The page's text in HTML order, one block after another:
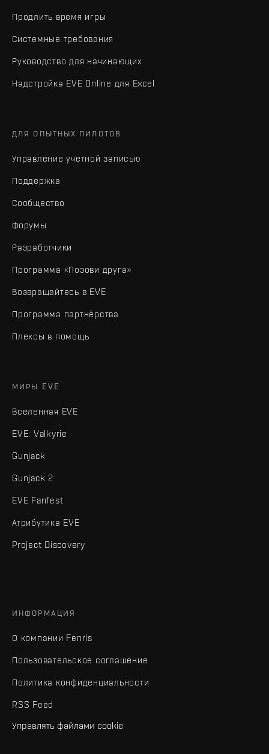
Продлить время игры
Системные требования
Руководство для начинающих
Надстройка EVE Online для Excel
ДЛЯ ОПЫТНЫХ ПИЛОТОВ
Управление учетной записью
Поддержка
Сообщество
Форумы
Разработчики
Программа «Позови друга»
Возвращайтесь в EVE
Программа партнёрства
Плексы в помощь
МИРЫ EVE
Вселенная EVE
EVE: Valkyrie
Gunjack
Gunjack 2
EVE Fanfest
Атрибутика EVE
Project Discovery
ИНФОРМАЦИЯ
О компании Fenris
Пользовательское соглашение
Политика конфиденциальности
RSS Feed
Управлять файлами cookie